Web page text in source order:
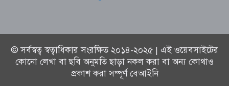
© সর্বস্বত্ব স্বত্বাধিকার সংরক্ষিত ২০১৪-২০২৫ | এই ওয়েবসাইটের
কোনো লেখা বা ছবি অনুমতি ছাড়া নকল করা বা অন্য কোথাও
প্রকাশ করা সম্পূর্ণ বেআইনি